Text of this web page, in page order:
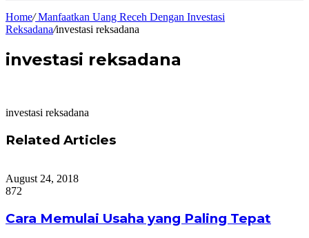
Home/Manfaatkan Uang Receh Dengan Investasi
Reksadana/investasi reksadana
investasi reksadana
investasi reksadana
Related Articles
August 24, 2018
872
Cara Memulai Usaha yang Paling Tepat